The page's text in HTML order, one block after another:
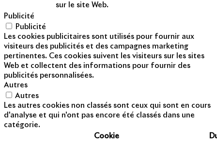
sur le site Web.
Publicité
Publicité
Les cookies publicitaires sont utilisés pour fournir aux
visiteurs des publicités et des campagnes marketing
pertinentes. Ces cookies suivent les visiteurs sur les sites
Web et collectent des informations pour fournir des
publicités personnalisées.
Autres
Autres
Les autres cookies non classés sont ceux qui sont en cours
d'analyse et qui n'ont pas encore été classés dans une
catégorie.
Cookie